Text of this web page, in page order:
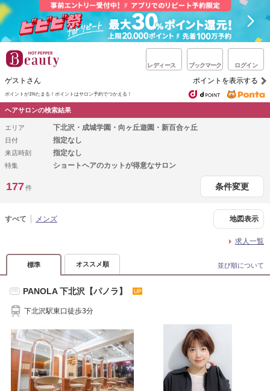
レディース ブックマーク ログイン
ゲストさん ポイントを表示する
ポイントが1%たまる！ ポイントはサロン予約でつかえる！
ヘアサロンの検索結果
エリア 下北沢・成城学園・向ヶ丘遊園・新百合ヶ丘
日付 指定なし
来店時刻 指定なし
特集 ショートヘアのカットが得意なサロン
177件 条件変更
すべて メンズ 地図表示
求人一覧
標準 オススメ順 並び順について
PR PANOLA 下北沢【パノラ】
下北沢駅東口徒歩3分